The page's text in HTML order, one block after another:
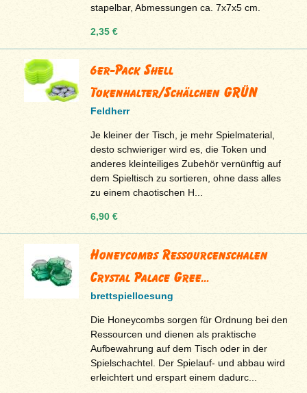
stapelbar, Abmessungen ca. 7x7x5 cm.
2,35 €
6er-Pack Shell
Tokenhalter/Schälchen GRÜN
Feldherr
Je kleiner der Tisch, je mehr Spielmaterial,
desto schwieriger wird es, die Token und
anderes kleinteiliges Zubehör vernünftig auf
dem Spieltisch zu sortieren, ohne dass alles
zu einem chaotischen H...
6,90 €
Honeycombs Ressourcenschalen
Crystal Palace Gree...
brettspielloesung
Die Honeycombs sorgen für Ordnung bei den
Ressourcen und dienen als praktische
Aufbewahrung auf dem Tisch oder in der
Spielschachtel. Der Spielauf- und abbau wird
erleichtert und erspart einem dadurc...